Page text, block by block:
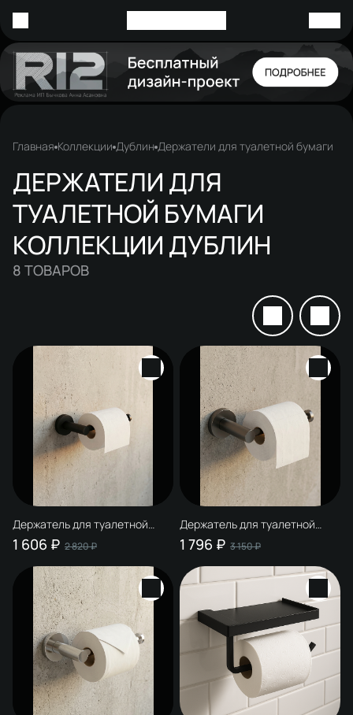
Главная Коллекции Дублин Держатели для туалетной бумаги
ДЕРЖАТЕЛИ ДЛЯ
ТУАЛЕТНОЙ БУМАГИ
КОЛЛЕКЦИИ ДУБЛИН
8 ТОВАРОВ
Держатель для туалетной
бумаги STWORKI Дублин
S41340BK настенный, матовый
черный
1 606 ₽ 2 820 ₽
Держатель для туалетной
бумаги STWORKI Дублин
S41340GB настенный,
вороненая сталь
1 796 ₽ 3 150 ₽